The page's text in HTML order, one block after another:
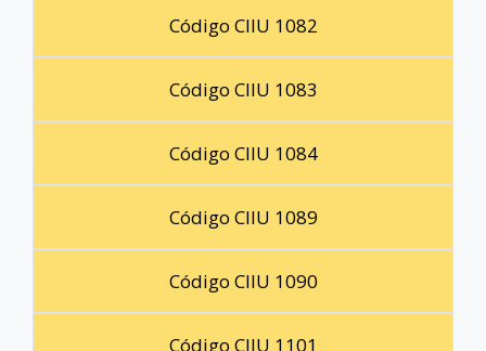
Código CIIU 1082
Código CIIU 1083
Código CIIU 1084
Código CIIU 1089
Código CIIU 1090
Código CIIU 1101